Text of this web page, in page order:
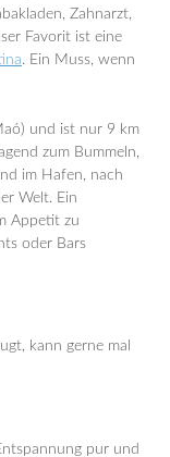
Zahnarzt,
Favorit ist eine
. Ein Muss, wenn
und ist nur 9 km
zum Bummeln,
im Hafen, nach
Welt. Ein
Appetit zu
oder Bars
kann gerne mal
pur und